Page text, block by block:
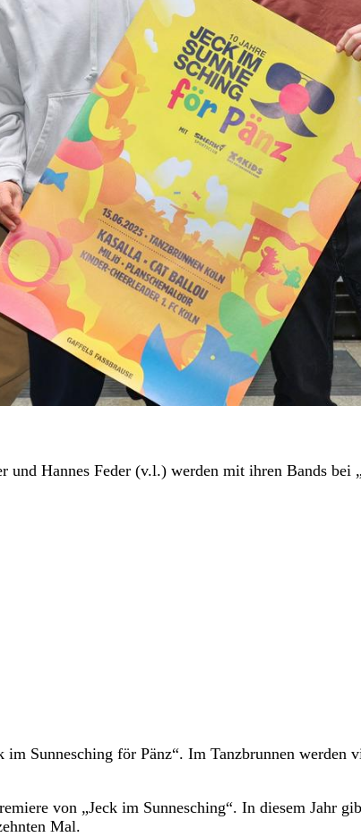
Hannes Feder (v.l.) werden mit ihren Bands bei
Sunnesching för Pänz“. Im Tanzbrunnen werden
von „Jeck im Sunnesching“. In diesem Jahr
Mal.